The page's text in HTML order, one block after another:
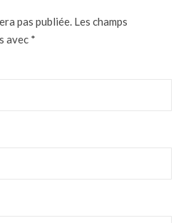
pas publiée. Les champs
avec *